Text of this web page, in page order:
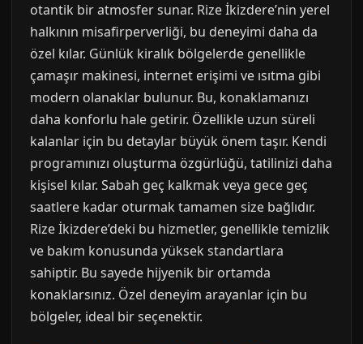
otantik bir atmosfer sunar. Rize İkizdere’nin yerel
halkının misafirperverliği, bu deneyimi daha da
özel kılar. Günlük kiralık bölgelerde genellikle
çamaşır makinesi, internet erişimi ve ısıtma gibi
modern olanaklar bulunur. Bu, konaklamanızı
daha konforlu hale getirir. Özellikle uzun süreli
kalanlar için bu detaylar büyük önem taşır. Kendi
programınızı oluşturma özgürlüğü, tatilinizi daha
kişisel kılar. Sabah geç kalkmak veya gece geç
saatlere kadar oturmak tamamen size bağlıdır.
Rize İkizdere’deki bu hizmetler, genellikle temizlik
ve bakım konusunda yüksek standartlara
sahiptir. Bu sayede hijyenik bir ortamda
konaklarsınız. Özel deneyim arayanlar için bu
bölgeler, ideal bir seçenektir.